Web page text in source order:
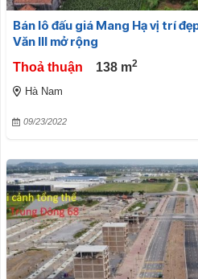
Bán lô đấu giá Mang Hạ vị trí
Văn III mở rộng
Thoả thuận 138 m2
Hà Nam
09/23/2022